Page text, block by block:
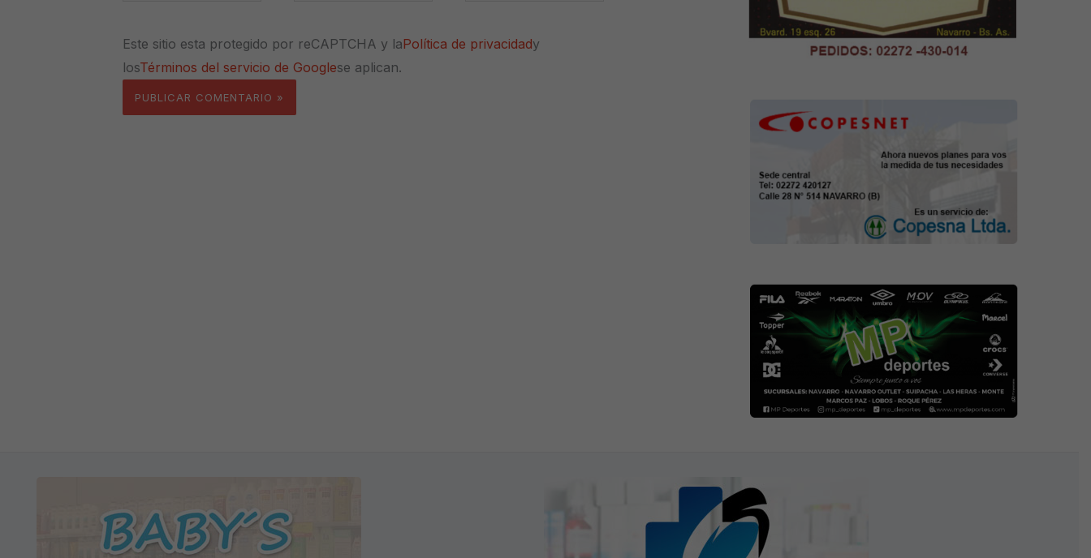
Este sitio esta protegido por reCAPTCHA y laPolítica de privacidady
losTérminos del servicio de Googlese aplican.